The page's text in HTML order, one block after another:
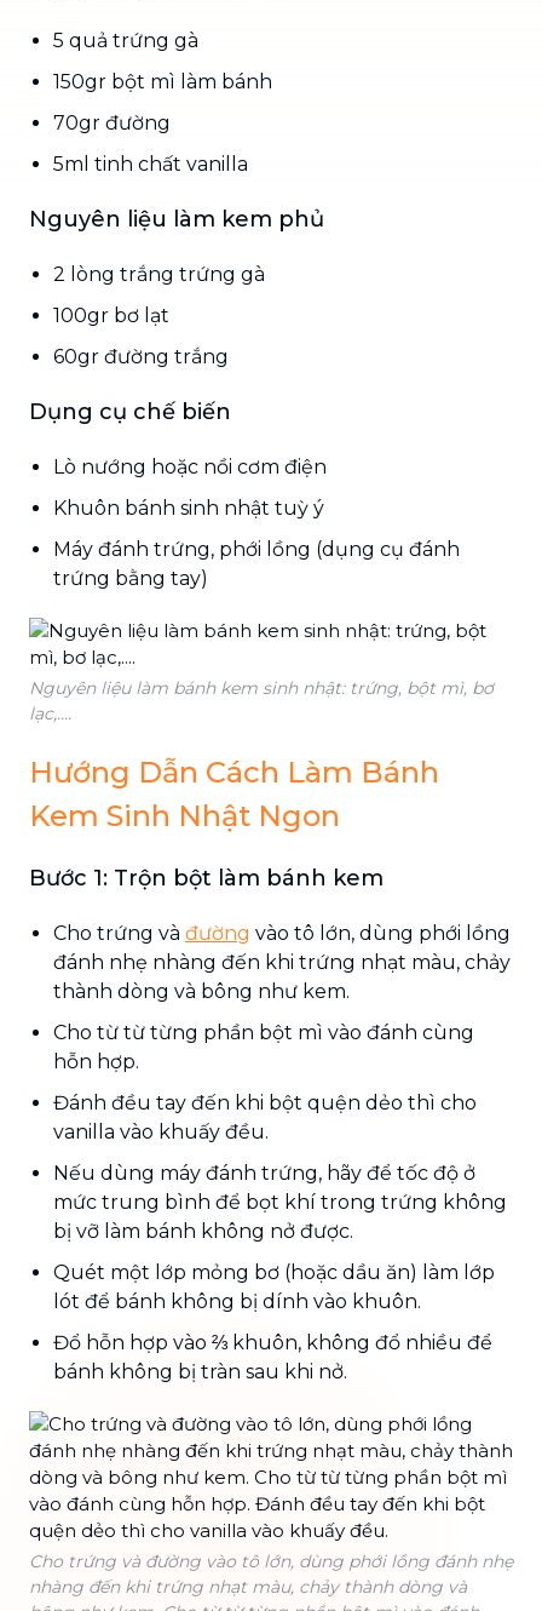
5 quả trứng gà
150gr bột mì làm bánh
70gr đường
5ml tinh chất vanilla
Nguyên liệu làm kem phủ
2 lòng trắng trứng gà
100gr bơ lạt
60gr đường trắng
Dụng cụ chế biến
Lò nướng hoặc nồi cơm điện
Khuôn bánh sinh nhật tuỳ ý
Máy đánh trứng, phới lồng (dụng cụ đánh
trứng bằng tay)
Nguyên liệu làm bánh kem sinh nhật: trứng, bột mì, bơ
lạc,....
Hướng Dẫn Cách Làm Bánh
Kem Sinh Nhật Ngon
Bước 1: Trộn bột làm bánh kem
Cho trứng và đường vào tô lớn, dùng phới lồng
đánh nhẹ nhàng đến khi trứng nhạt màu, chảy
thành dòng và bông như kem.
Cho từ từ từng phần bột mì vào đánh cùng
hỗn hợp.
Đánh đều tay đến khi bột quện dẻo thì cho
vanilla vào khuấy đều.
Nếu dùng máy đánh trứng, hãy để tốc độ ở
mức trung bình để bọt khí trong trứng không
bị vỡ làm bánh không nở được.
Quét một lớp mỏng bơ (hoặc dầu ăn) làm lớp
lót để bánh không bị dính vào khuôn.
Đổ hỗn hợp vào ⅔ khuôn, không đổ nhiều để
bánh không bị tràn sau khi nở.
Cho trứng và đường vào tô lớn, dùng phới lồng đánh nhẹ
nhàng đến khi trứng nhạt màu, chảy thành dòng và